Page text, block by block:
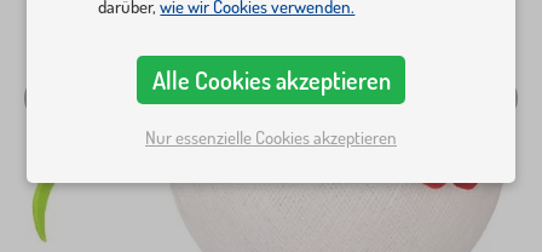
darüber,wie wir Cookies verwenden.
Alle Cookies akzeptieren
Nur essenzielle Cookies akzeptieren